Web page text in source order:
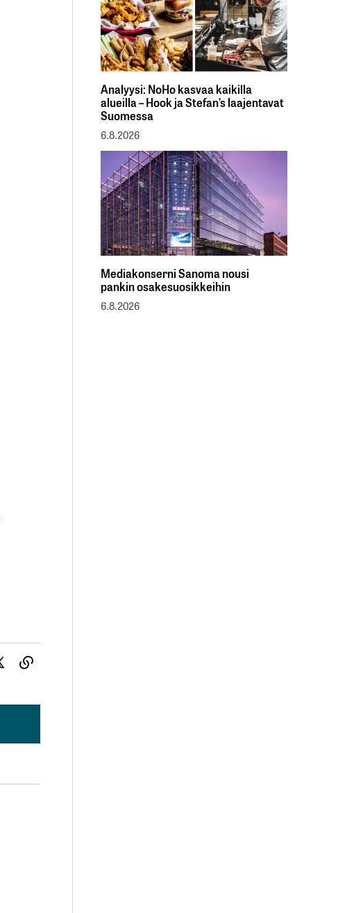
Analyysi: NoHo kasvaa kaikilla
alueilla – Hook ja Stefan’s laajentavat
Suomessa
6.8.2026
Mediakonserni Sanoma nousi
pankin osakesuosikkeihin
6.8.2026